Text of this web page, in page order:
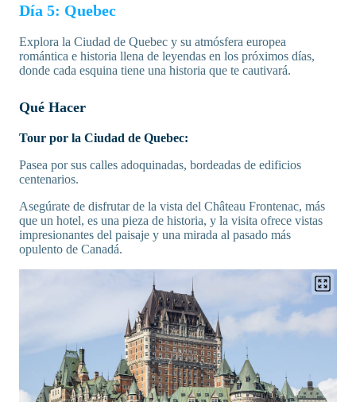
Día 5: Quebec
Explora la Ciudad de Quebec y su atmósfera europea
romántica e historia llena de leyendas en los próximos días,
donde cada esquina tiene una historia que te cautivará.
Qué Hacer
Tour por la Ciudad de Quebec:
Pasea por sus calles adoquinadas, bordeadas de edificios
centenarios.
Asegúrate de disfrutar de la vista del Château Frontenac, más
que un hotel, es una pieza de historia, y la visita ofrece vistas
impresionantes del paisaje y una mirada al pasado más
opulento de Canadá.